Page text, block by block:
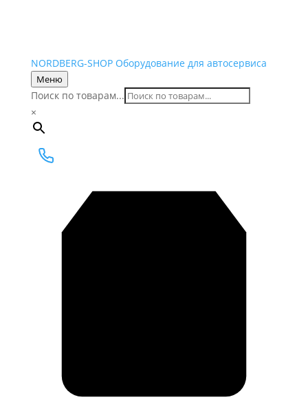
NORDBERG-SHOP Оборудование для автосервиса
Меню
Поиск по товарам...
×